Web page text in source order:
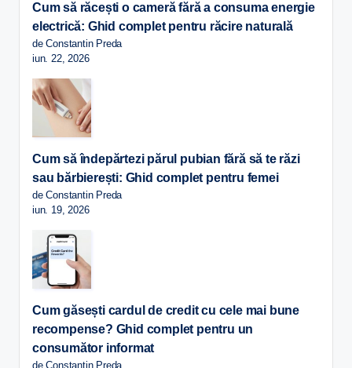
Cum să răcești o cameră fără a consuma energie
electrică: Ghid complet pentru răcire naturală
de Constantin Preda
iun. 22, 2026
Cum să îndepărtezi părul pubian fără să te răzi
sau bărbierești: Ghid complet pentru femei
de Constantin Preda
iun. 19, 2026
Cum găsești cardul de credit cu cele mai bune
recompense? Ghid complet pentru un
consumător informat
de Constantin Preda